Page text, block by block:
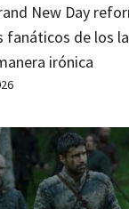
New Day
fanáticos de los
irónica